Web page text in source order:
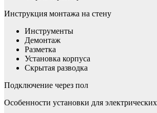
Инструкция монтажа на стену
Инструменты
Демонтаж
Разметка
Установка корпуса
Скрытая разводка
Подключение через пол
Особенности установки для